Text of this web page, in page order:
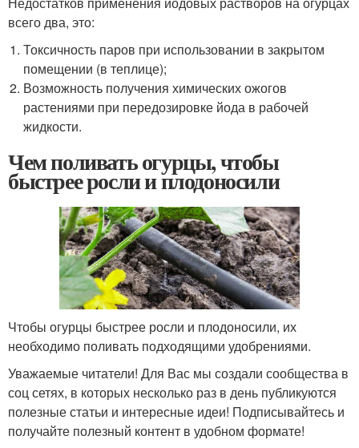
всего два, это:
Токсичность паров при использовании в закрытом
помещении (в теплице);
Возможность получения химических ожогов
растениями при передозировке йода в рабочей
жидкости.
Чем поливать огурцы, чтобы
быстрее росли и плодоносили
Чтобы огурцы быстрее росли и плодоносили, их
необходимо поливать подходящими удобрениями.
Уважаемые читатели! Для Вас мы создали сообщества в
соц сетях, в которых несколько раз в день публикуются
полезные статьи и интересные идеи! Подписывайтесь и
получайте полезный контент в удобном формате!